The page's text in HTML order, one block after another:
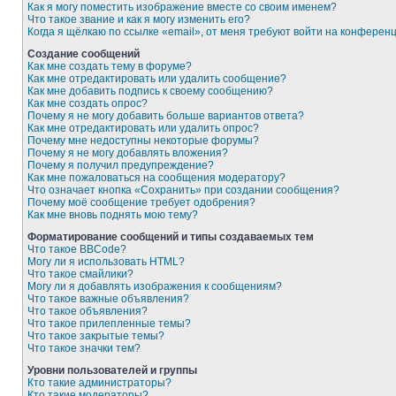
Как я могу поместить изображение вместе со своим именем?
Что такое звание и как я могу изменить его?
Когда я щёлкаю по ссылке «email», от меня требуют войти на
Создание сообщений
Как мне создать тему в форуме?
Как мне отредактировать или удалить сообщение?
Как мне добавить подпись к своему сообщению?
Как мне создать опрос?
Почему я не могу добавить больше вариантов ответа?
Как мне отредактировать или удалить опрос?
Почему мне недоступны некоторые форумы?
Почему я не могу добавлять вложения?
Почему я получил предупреждение?
Как мне пожаловаться на сообщения модератору?
Что означает кнопка «Сохранить» при создании сообщения?
Почему моё сообщение требует одобрения?
Как мне вновь поднять мою тему?
Форматирование сообщений и типы создаваемых тем
Что такое BBCode?
Могу ли я использовать HTML?
Что такое смайлики?
Могу ли я добавлять изображения к сообщениям?
Что такое важные объявления?
Что такое объявления?
Что такое прилепленные темы?
Что такое закрытые темы?
Что такое значки тем?
Уровни пользователей и группы
Кто такие администраторы?